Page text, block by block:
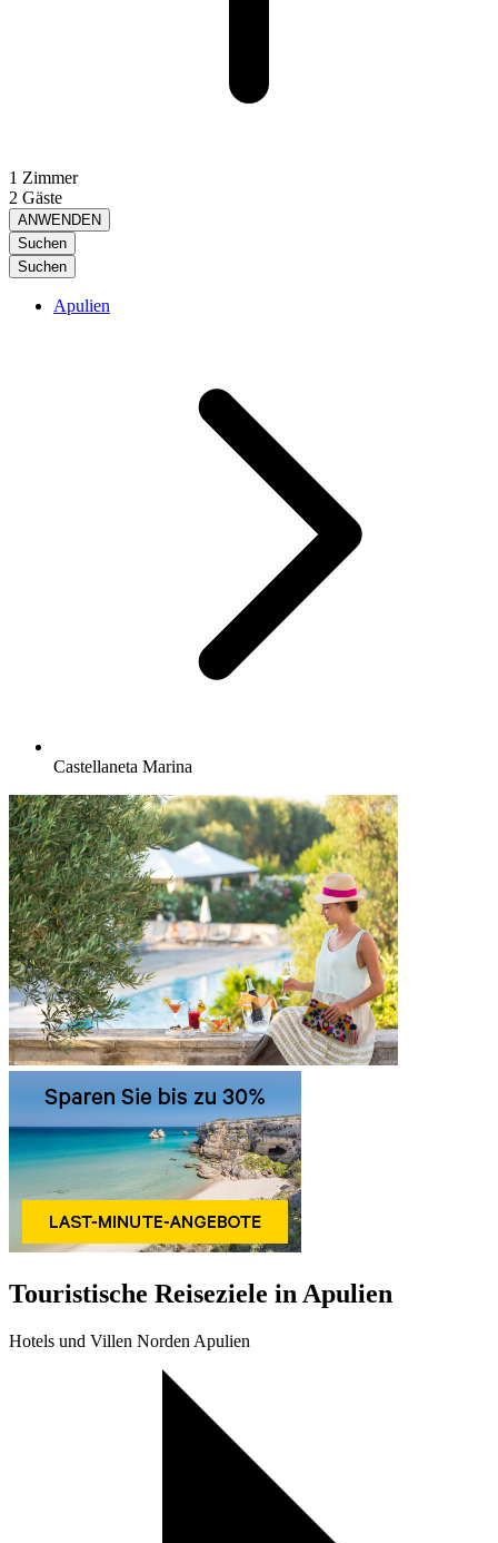
1 Zimmer
2 Gäste
ANWENDEN
Suchen
Suchen
Apulien
Castellaneta Marina
Touristische Reiseziele in Apulien
Hotels und Villen Norden Apulien